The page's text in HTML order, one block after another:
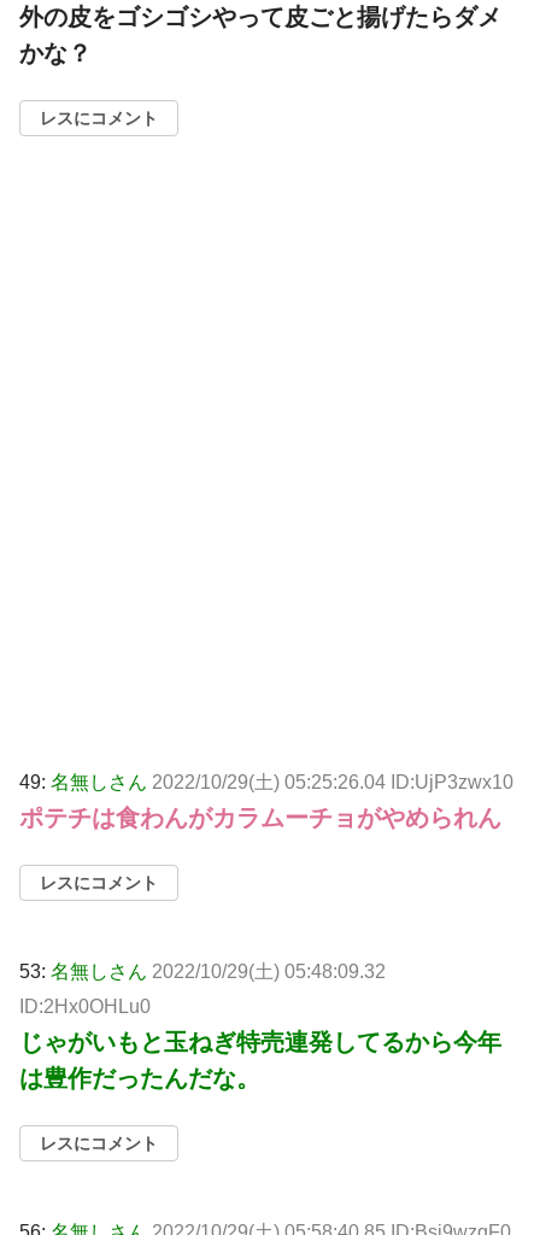
外の皮をゴシゴシやって皮ごと揚げたらダメ
かな？
レスにコメント
49: 名無しさん 2022/10/29(土) 05:25:26.04 ID:UjP3zwx10
ポテチは食わんがカラムーチョがやめられん
レスにコメント
53: 名無しさん 2022/10/29(土) 05:48:09.32
ID:2Hx0OHLu0
じゃがいもと玉ねぎ特売連発してるから今年
は豊作だったんだな。
レスにコメント